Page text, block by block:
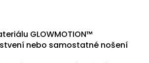
GLOWMOTION™
nebo samostatné nošení